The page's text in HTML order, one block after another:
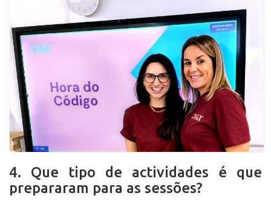
4. Que tipo de actividades é que
prepararam para as sessões?